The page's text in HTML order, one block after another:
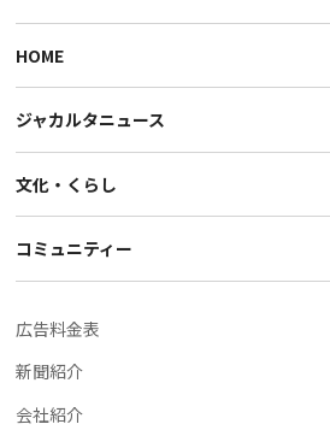
HOME
ジャカルタニュース
文化・くらし
コミュニティー
広告料金表
新聞紹介
会社紹介